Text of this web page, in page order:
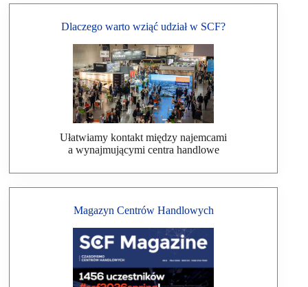
Dlaczego warto wziąć udział w SCF?
Ułatwiamy kontakt między najemcami
a wynajmującymi centra handlowe
Magazyn Centrów Handlowych